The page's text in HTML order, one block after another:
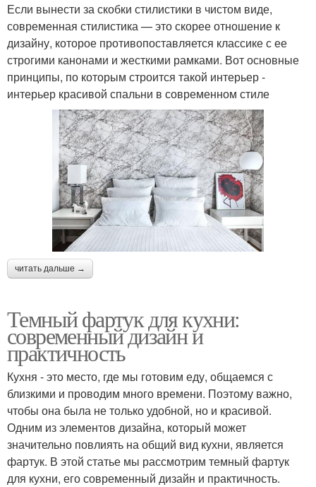
Если вынести за скобки стилистики в чистом виде,
современная стилистика — это скорее отношение к
дизайну, которое противопоставляется классике с ее
строгими канонами и жесткими рамками. Вот основные
принципы, по которым строится такой интерьер -
интерьер красивой спальни в современном стиле
читать дальше →
Темный фартук для кухни:
современный дизайн и
практичность
Кухня - это место, где мы готовим еду, общаемся с
близкими и проводим много времени. Поэтому важно,
чтобы она была не только удобной, но и красивой.
Одним из элементов дизайна, который может
значительно повлиять на общий вид кухни, является
фартук. В этой статье мы рассмотрим темный фартук
для кухни, его современный дизайн и практичность.